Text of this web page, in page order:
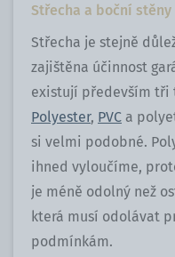
Střecha a boční stěny
Střecha je stejně
zajištěna účinnost
existují především tři
Polyester, PVC a
si velmi podobné.
ihned vyloučíme,
je méně odolný než
která musí odolávat
podmínkám.